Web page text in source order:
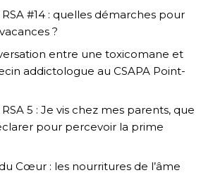
#14 : quelles démarches pour
?
entre une toxicomane et
addictologue au CSAPA Point-
5 : Je vis chez mes parents, que
pour percevoir la prime
Cœur : les nourritures de l’âme